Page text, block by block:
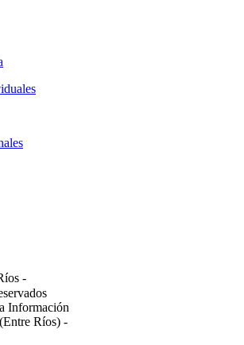
-
Información
Ríos) -